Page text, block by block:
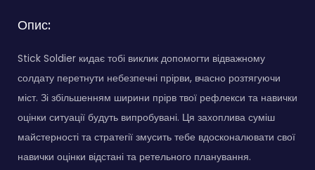
Опис:
Stick Soldier кидає тобі виклик допомогти відважному
солдату перетнути небезпечні прірви, вчасно розтягуючи
міст. Зі збільшенням ширини прірв твої рефлекси та навички
оцінки ситуації будуть випробувані. Ця захоплива суміш
майстерності та стратегії змусить тебе вдосконалювати свої
навички оцінки відстані та ретельного планування.